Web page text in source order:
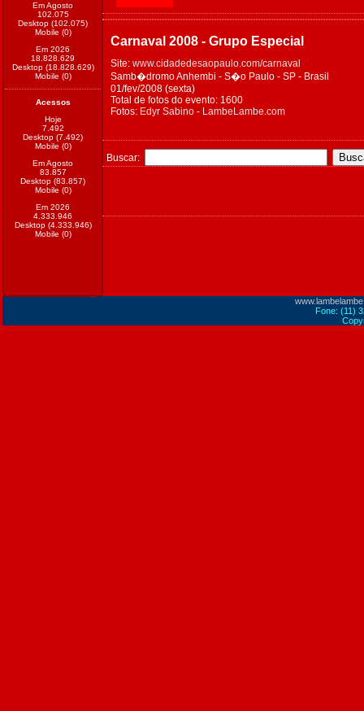
Em Agosto
102.075
Desktop (102.075)
Mobile (0)
Em 2026
18.828.629
Desktop (18.828.629)
Mobile (0)
Acessos
Hoje
7.492
Desktop (7.492)
Mobile (0)
Em Agosto
83.857
Desktop (83.857)
Mobile (0)
Em 2026
4.333.946
Desktop (4.333.946)
Mobile (0)
Carnaval 2008 - Grupo Especial
Site: www.cidadedesaopaulo.com/carnaval
Samb�dromo Anhembi - S�o Paulo - SP - Brasil
01/fev/2008 (sexta)
Total de fotos do evento: 1600
Fotos: Edyr Sabino - LambeLambe.com
Buscar:
Fone: (11)